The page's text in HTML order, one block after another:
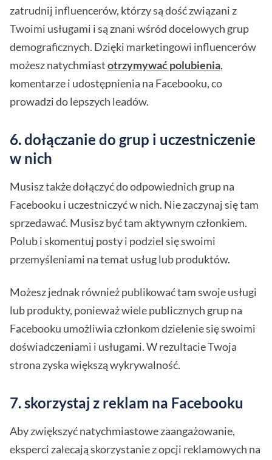
zatrudnij influencerów, którzy są dość związani z
Twoimi usługami i są znani wśród docelowych grup
demograficznych. Dzięki marketingowi influencerów
możesz natychmiastotrzymywać polubienia,
komentarze i udostępnienia na Facebooku, co
prowadzi do lepszych leadów.
6. dołączanie do grup i uczestniczenie
w nich
Musisz także dołączyć do odpowiednich grup na
Facebooku i uczestniczyć w nich. Nie zaczynaj się tam
sprzedawać. Musisz być tam aktywnym członkiem.
Polub i skomentuj posty i podziel się swoimi
przemyśleniami na temat usług lub produktów.
Możesz jednak również publikować tam swoje usługi
lub produkty, ponieważ wiele publicznych grup na
Facebooku umożliwia członkom dzielenie się swoimi
doświadczeniami i usługami. W rezultacie Twoja
strona zyska większą wykrywalność.
7. skorzystaj z reklam na Facebooku
Aby zwiększyć natychmiastowe zaangażowanie,
eksperci zalecają skorzystanie z opcji reklamowych na